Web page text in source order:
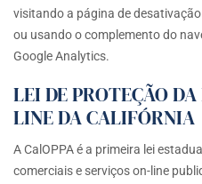
visitando a página de
ou usando o complemento do
Google Analytics.
LEI DE PROTEÇÃO
LINE DA CALIFÓRNIA
A CalOPPA é a primeira lei
comerciais e serviços on-line